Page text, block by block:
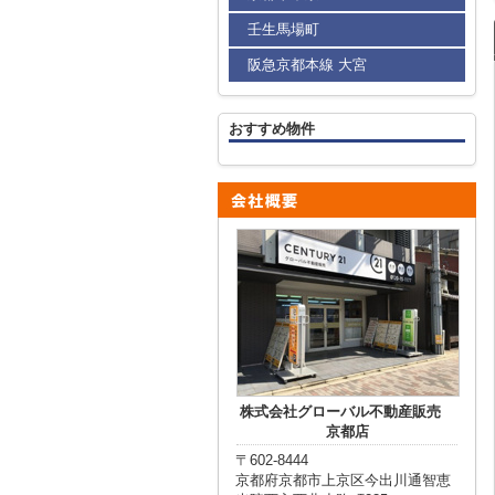
壬生馬場町
阪急京都本線 大宮
おすすめ物件
株式会社グローバル不動産販売
京都店
〒602-8444
京都府京都市上京区今出川通智恵